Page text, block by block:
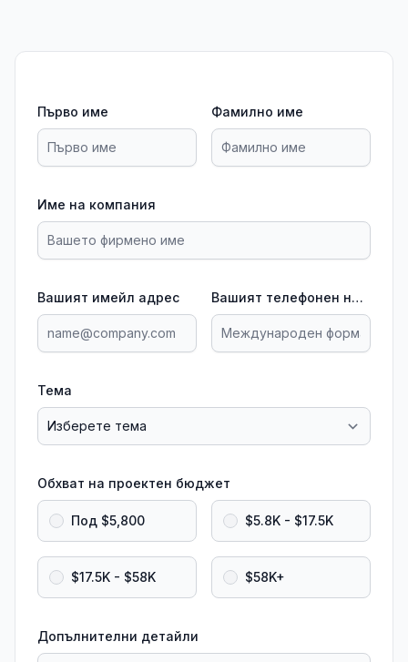
Първо име Фамилно име
Име на компания
Вашият имейл адрес Вашият телефонен номер
Тема
Обхват на проектен бюджет
Под $5,800 $5.8K - $17.5K
$17.5K - $58K $58K+
Допълнителни детайли